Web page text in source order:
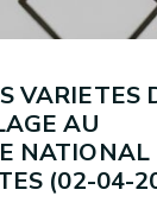
VARIETES
AU
NATIONAL
(02-04-